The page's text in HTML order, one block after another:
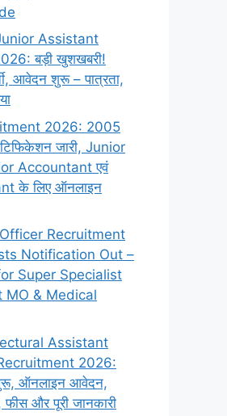
Assistant
बड़ी खुशखबरी!
आवेदन शुरू – पात्रता,
2026: 2005
जारी, Junior
Accountant एवं
के लिए ऑनलाइन
Recruitment
Notification Out –
Super Specialist
MO & Medical
Assistant
2026:
शुरू, ऑनलाइन आवेदन,
फीस और पूरी जानकारी